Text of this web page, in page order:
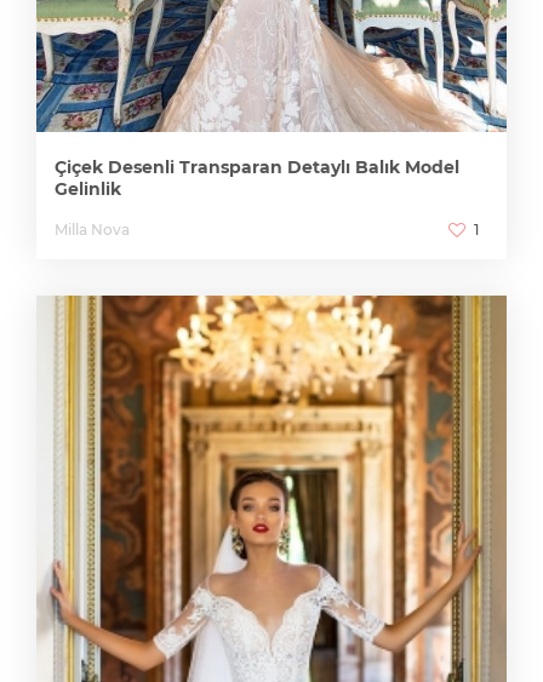
Çiçek Desenli Transparan Detaylı Balık Model
Gelinlik
Milla Nova 1